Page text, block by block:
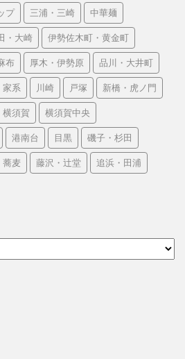
プ 三浦・三崎 中華麺
・大崎 伊勢佐木町・黄金町
布 厚木・伊勢原 品川・大井町
家系 川崎 戸塚 新橋・虎ノ門
横須賀 横須賀中央
港南台 目黒 磯子・杉田
蕎麦 藤沢・辻堂 追浜・田浦